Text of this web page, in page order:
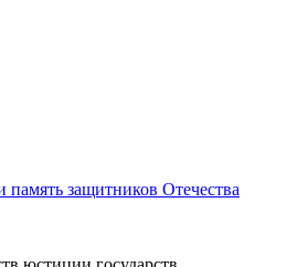
защитников Отечества